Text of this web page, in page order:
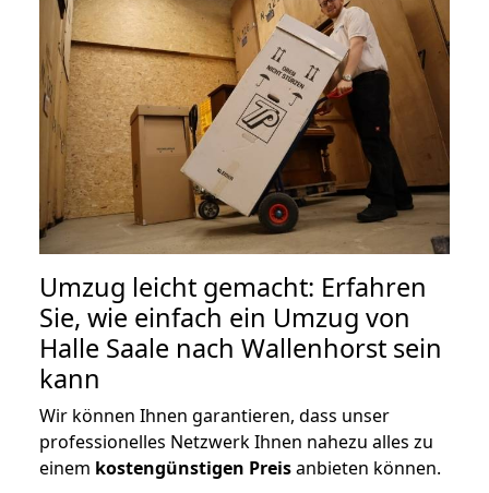
Umzug leicht gemacht: Erfahren
Sie, wie einfach ein Umzug von
Halle Saale nach Wallenhorst sein
kann
Wir können Ihnen garantieren, dass unser
professionelles Netzwerk Ihnen nahezu alles zu
einem kostengünstigen Preisanbieten können.